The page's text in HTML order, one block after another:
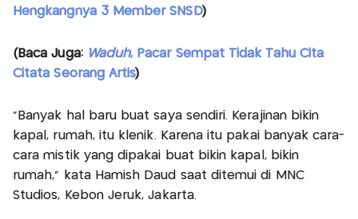
Hengkangnya 3 Member SNSD)
(Baca Juga: Waduh, Pacar Sempat Tidak Tahu Cita
Citata Seorang Artis)
"Banyak hal baru buat saya sendiri. Kerajinan bikin
kapal, rumah, itu klenik. Karena itu pakai banyak cara-
cara mistik yang dipakai buat bikin kapal, bikin
rumah," kata Hamish Daud saat ditemui di MNC
Studios, Kebon Jeruk, Jakarta.